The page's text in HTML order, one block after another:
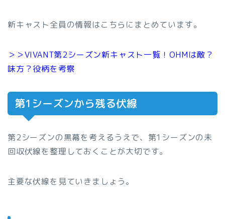
新キャスト全員の情報はこちらにまとめています。
＞＞VIVANT第2シーズン新キャスト一覧！OHMは敵？
味方？役柄を考察
第1シーズンから残る伏線
第2シーズンの黒幕を考えるうえで、第1シーズンの未
回収伏線を整理しておくことが大切です。
主要な伏線を見ていきましょう。